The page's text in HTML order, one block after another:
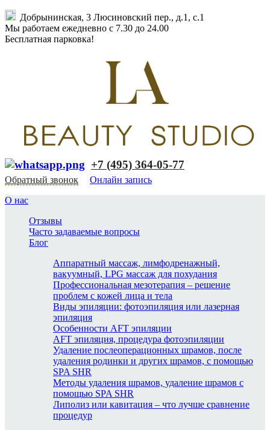
Добрынинская, 3 Люсиновский пер., д.1, с.1
Мы работаем ежедневно с 7.30 до 24.00
Бесплатная парковка!
+7 (495) 364-05-77
Обратный звонок
Онлайн запись
О нас
Отзывы
Часто задаваемые вопросы
Блог
Аппаратный массаж, лимфодренажный,
вакуумный, LPG массаж для похудания
Профессиональная мезотерапия – решение
проблем с кожей лица и тела
Виды эпиляции: фотоэпиляция или лазерная
эпиляция
Особенности AFT эпиляции
AFT эпиляция, процедура фотоэпиляции
Удаление послеоперационных шрамов, после
удаления родинки и других шрамов, с помощью
SPA SHR
Методы удаления шрамов, удаление шрамов с
помощью SPA SHR
Липолиз или кавитация – что лучше сравнение
процедур